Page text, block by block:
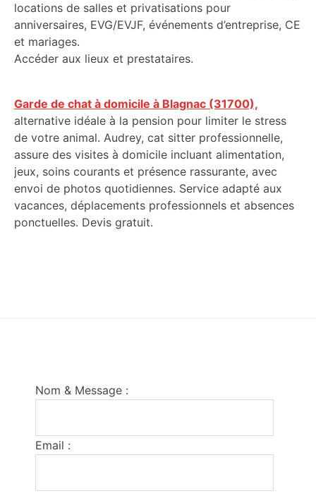
locations de salles et privatisations pour
anniversaires, EVG/EVJF, événements d’entreprise, CE
et mariages.
Accéder aux lieux et prestataires.
Garde de chat à domicile à Blagnac (31700),
alternative idéale à la pension pour limiter le stress
de votre animal. Audrey, cat sitter professionnelle,
assure des visites à domicile incluant alimentation,
jeux, soins courants et présence rassurante, avec
envoi de photos quotidiennes. Service adapté aux
vacances, déplacements professionnels et absences
ponctuelles. Devis gratuit.
Nom & Message :
Email :